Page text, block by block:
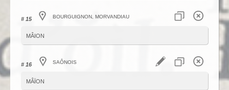
# 15 Bourguignon, Morvandiau
mâion
# 16 Saônois
mâïon